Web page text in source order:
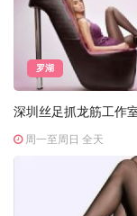
罗湖
深圳丝足抓龙筋工作
周一至周日 全天